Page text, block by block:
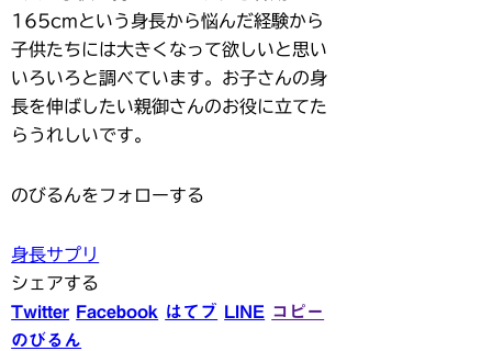
165cmという身長から悩んだ経験から
子供たちには大きくなって欲しいと思い
いろいろと調べています。お子さんの身
長を伸ばしたい親御さんのお役に立てた
らうれしいです。
のびるんをフォローする
身長サプリ
シェアする
Twitter Facebook はてブ LINE コピー
のびるん